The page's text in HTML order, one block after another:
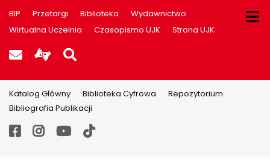
BIP Przetargi Biblioteka
Wydawnictwo
Wirtualna Uczelnia
Czasopismo UJK Strona UJK
Poczta UJK
Informacje dla użytkowników
Szukaj na stronie
Katalog Główny Biblioteka Cyfrowa
Repozytorium
Bibliografia Publikacji
Facebook
Instagram
YouTube
TikTok